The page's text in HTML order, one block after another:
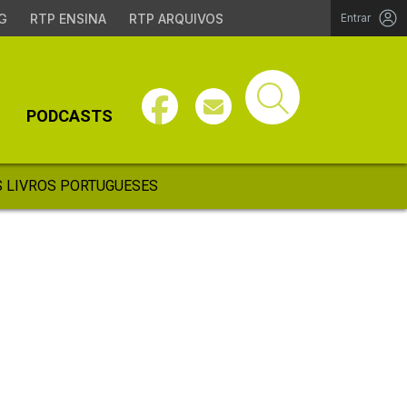
RTP ENSINA RTP ARQUIVOS Entrar
PODCASTS
LIVROS PORTUGUESES